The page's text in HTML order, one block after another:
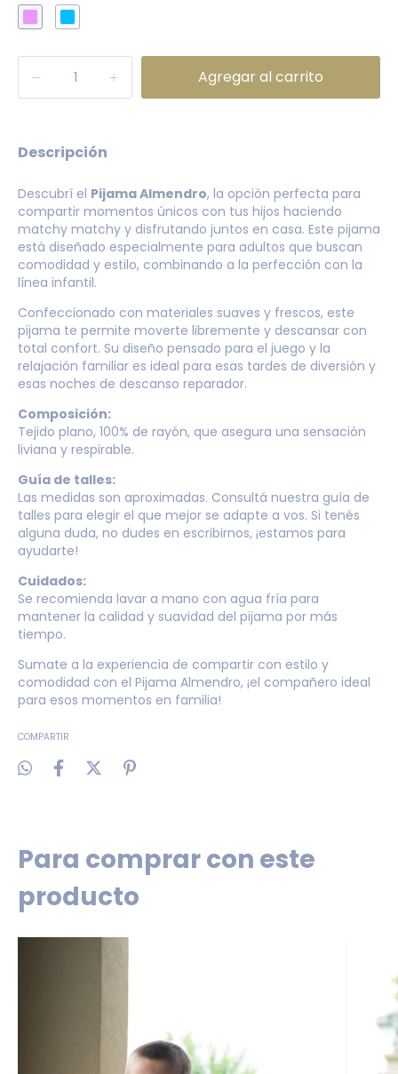
Descripción
Descubrí el Pijama Almendro, la opción perfecta para
compartir momentos únicos con tus hijos haciendo
matchy matchy y disfrutando juntos en casa. Este pijama
está diseñado especialmente para adultos que buscan
comodidad y estilo, combinando a la perfección con la
línea infantil.
Confeccionado con materiales suaves y frescos, este
pijama te permite moverte libremente y descansar con
total confort. Su diseño pensado para el juego y la
relajación familiar es ideal para esas tardes de diversión y
esas noches de descanso reparador.
Composición:
Tejido plano, 100% de rayón, que asegura una sensación
liviana y respirable.
Guía de talles:
Las medidas son aproximadas. Consultá nuestra guía de
talles para elegir el que mejor se adapte a vos. Si tenés
alguna duda, no dudes en escribirnos, ¡estamos para
ayudarte!
Cuidados:
Se recomienda lavar a mano con agua fría para
mantener la calidad y suavidad del pijama por más
tiempo.
Sumate a la experiencia de compartir con estilo y
comodidad con el Pijama Almendro, ¡el compañero ideal
para esos momentos en familia!
COMPARTIR
Para comprar con este
producto